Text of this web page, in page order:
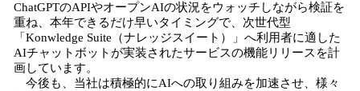
ChatGPTのAPIやオープンAIの状況をウォッチしながら検証を
重ね、本年できるだけ早いタイミングで、次世代型
「Konwledge Suite（ナレッジスイート）」へ利用者に適した
AIチャットボットが実装されたサービスの機能リリースを計
画しています。
今後も、当社は積極的にAIへの取り組みを加速させ、様々